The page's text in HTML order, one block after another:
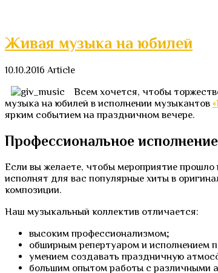
Живая музыка на юбилей
10.10.2016 Article
Всем хочется, чтобы
музыка на юбилей в исполнении музыкантов
ярким событием на праздничном вечере.
Профессиональное
Если вы желаете, чтобы мероприятие
исполнят для вас популярные хиты в
композиции.
Наш музыкальный коллектив отличается:
высоким профессионализмом;
обширным репертуаром и исполнением
умением создавать праздничную
большим опытом работы с различными